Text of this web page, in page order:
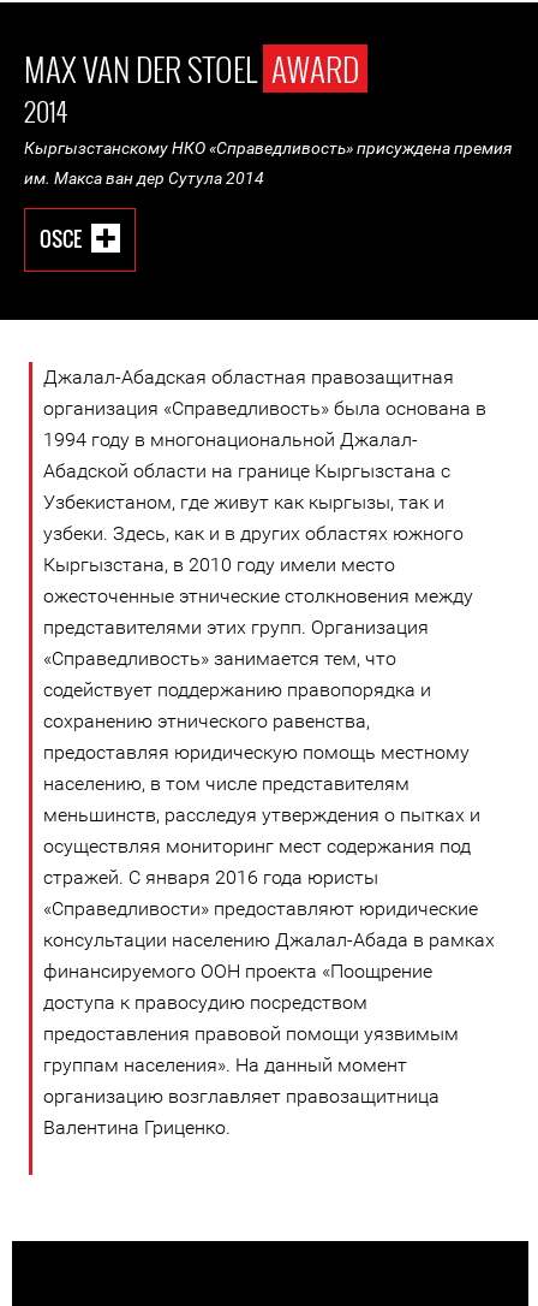
MAX VAN DER STOEL AWARD
2014
Кыргызстанскому НКО «Справедливость» присуждена премия
им. Максавандер Сутула2014
OSCE
Джалал-Абадская областная правозащитная
организация «Справедливость» была основана в
1994 году в многонациональной Джалал-
Абадской области на границе Кыргызстана с
Узбекистаном, где живут как кыргызы, так и
узбеки. Здесь, как и в других областях южного
Кыргызстана, в 2010 году имели место
ожесточенные этнические столкновения между
представителями этих групп. Организация
«Справедливость» занимается тем, что
содействует поддержанию правопорядка и
сохранению этнического равенства,
предоставляя юридическую помощь местному
населению, в том числе представителям
меньшинств, расследуя утверждения о пытках и
осуществляя мониторинг мест содержания под
стражей. С января 2016 года юристы
«Справедливости» предоставляют юридические
консультации населению Джалал-Абада в рамках
финансируемого ООН проекта «Поощрение
доступа к правосудию посредством
предоставления правовой помощи уязвимым
группам населения». На данный момент
организацию возглавляет правозащитница
Валентина Гриценко.